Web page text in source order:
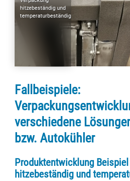
hitzebeständig und
temperaturbeständig
Fallbeispiele:
verschiedene
bzw. Autokühler
Produktentwicklung
hitzebeständig und